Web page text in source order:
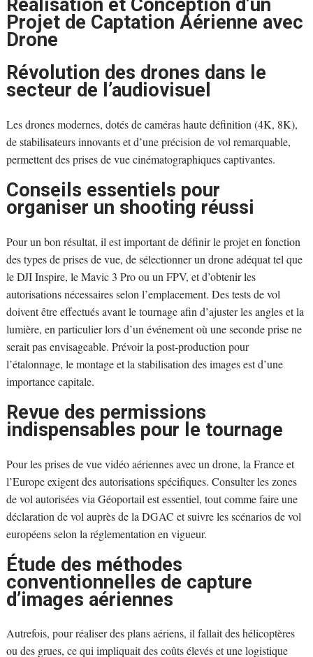
Réalisation et Conception d’un
Projet de Captation Aérienne avec
Drone
Révolution des drones dans le
secteur de l’audiovisuel
Les drones modernes, dotés de caméras haute définition (4K, 8K),
de stabilisateurs innovants et d’une précision de vol remarquable,
permettent des prises de vue cinématographiques captivantes.
Conseils essentiels pour
organiser un shooting réussi
Pour un bon résultat, il est important de définir le projet en fonction
des types de prises de vue, de sélectionner un drone adéquat tel que
le DJI Inspire, le Mavic 3 Pro ou un FPV, et d’obtenir les
autorisations nécessaires selon l’emplacement. Des tests de vol
doivent être effectués avant le tournage afin d’ajuster les angles et la
lumière, en particulier lors d’un événement où une seconde prise ne
serait pas envisageable. Prévoir la post-production pour
l’étalonnage, le montage et la stabilisation des images est d’une
importance capitale.
Revue des permissions
indispensables pour le tournage
Pour les prises de vue vidéo aériennes avec un drone, la France et
l’Europe exigent des autorisations spécifiques. Consulter les zones
de vol autorisées via Géoportail est essentiel, tout comme faire une
déclaration de vol auprès de la DGAC et suivre les scénarios de vol
européens selon la réglementation en vigueur.
Étude des méthodes
conventionnelles de capture
d’images aériennes
Autrefois, pour réaliser des plans aériens, il fallait des hélicoptères
ou des grues, ce qui impliquait des coûts élevés et une logistique